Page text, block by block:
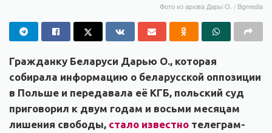
Фото из архіва Дарьі О. / Bgmedia
Гражданку Беларуси Дарью О., которая
собирала информацию о беларусской оппозиции
в Польше и передавала её КГБ, польский суд
приговорил к двум годам и восьми месяцам
лишения свободы, стало известно телеграм-